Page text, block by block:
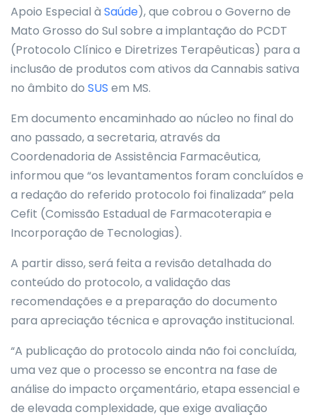
Apoio Especial à Saúde), que cobrou o Governo de
Mato Grosso do Sul sobre a implantação do PCDT
(Protocolo Clínico e Diretrizes Terapêuticas) para a
inclusão de produtos com ativos da Cannabis sativa
no âmbito do SUS em MS.
Em documento encaminhado ao núcleo no final do
ano passado, a secretaria, através da
Coordenadoria de Assistência Farmacêutica,
informou que “os levantamentos foram concluídos e
a redação do referido protocolo foi finalizada” pela
Cefit (Comissão Estadual de Farmacoterapia e
Incorporação de Tecnologias).
A partir disso, será feita a revisão detalhada do
conteúdo do protocolo, a validação das
recomendações e a preparação do documento
para apreciação técnica e aprovação institucional.
“A publicação do protocolo ainda não foi concluída,
uma vez que o processo se encontra na fase de
análise do impacto orçamentário, etapa essencial e
de elevada complexidade, que exige avaliação